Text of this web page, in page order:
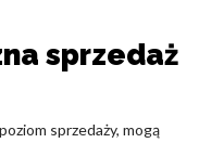
sprzedaż
sprzedaży, mogą